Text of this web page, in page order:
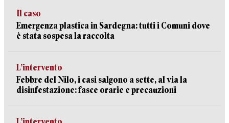
Il caso
Emergenza plastica in Sardegna: tutti i Comuni dove
è stata sospesa la raccolta
L’intervento
Febbre del Nilo, i casi salgono a sette, al via la
disinfestazione: fasce orarie e precauzioni